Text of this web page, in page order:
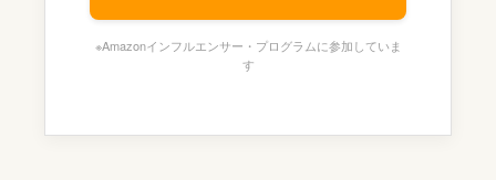
※Amazonインフルエンサー・プログラムに参加していま
す